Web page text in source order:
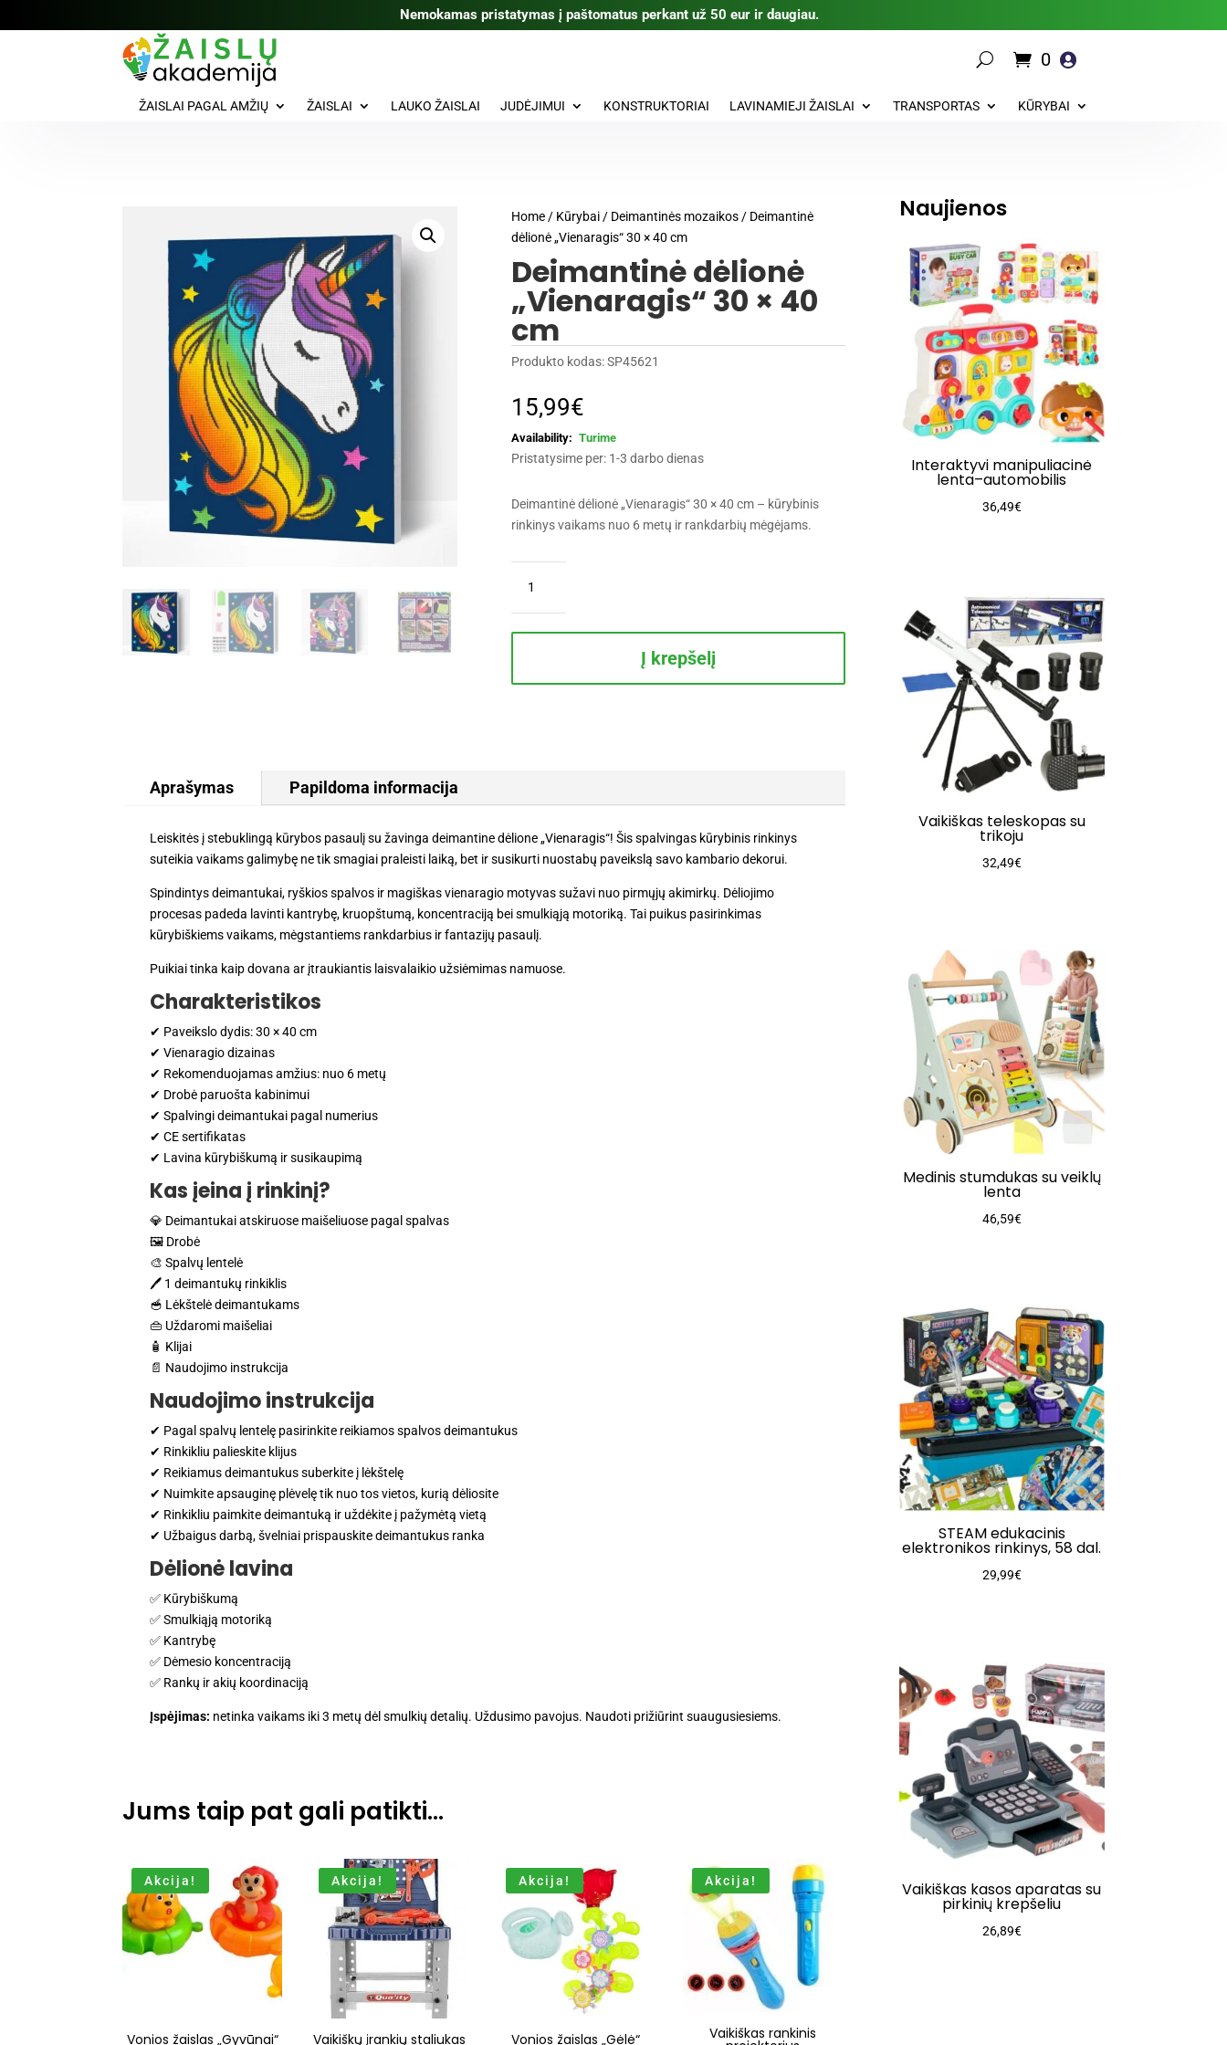
Nemokamas pristatymas į paštomatus perkant už 50 eur ir daugiau.
0 
ŽAISLAI PAGAL AMŽIŲ ŽAISLAI LAUKO ŽAISLAI JUDĖJIMUI KONSTRUKTORIAI LAVINAMIEJI ŽAISLAI TRANSPORTAS KŪRYBAI
Home/ Kūrybai/ Deimantinės mozaikos/ Deimantinė
dėlionė „Vienaragis“ 30 × 40 cm
Deimantinė dėlionė
„Vienaragis“ 30 × 40
cm
Produkto kodas:SP45621
15,99€
Turime
Pristatysime per: 1-3 darbo dienas
Deimantinė dėlionė „Vienaragis“ 30 × 40 cm – kūrybinis
rinkinys vaikams nuo 6 metų ir rankdarbių mėgėjams.
kiekis:
Deimantinė
dėlionė
Į krepšelį
Aprašymas Papildoma informacija
Leiskitės į stebuklingą kūrybos pasaulį su žavinga deimantine dėlione „Vienaragis“! Šis spalvingas kūrybinis rinkinys
suteikia vaikams galimybę ne tik smagiai praleisti laiką, bet ir susikurti nuostabų paveikslą savo kambario dekorui.
Spindintys deimantukai, ryškios spalvos ir magiškas vienaragio motyvas sužavi nuo pirmųjų akimirkų. Dėliojimo
procesas padeda lavinti kantrybę, kruopštumą, koncentraciją bei smulkiąją motoriką. Tai puikus pasirinkimas
kūrybiškiems vaikams, mėgstantiems rankdarbius ir fantazijų pasaulį.
Puikiai tinka kaip dovana ar įtraukiantis laisvalaikio užsiėmimas namuose.
Charakteristikos
✔ Paveikslo dydis: 30 × 40 cm
✔ Vienaragio dizainas
✔ Rekomenduojamas amžius: nuo 6 metų
✔ Drobė paruošta kabinimui
✔ Spalvingi deimantukai pagal numerius
✔ CE sertifikatas
✔ Lavina kūrybiškumą ir susikaupimą
Kas įeina į rinkinį?
💎 Deimantukai atskiruose maišeliuose pagal spalvas
🖼 Drobė
🎨 Spalvų lentelė
🖊 1 deimantukų rinkiklis
🥣 Lėkštelė deimantukams
👜 Uždaromi maišeliai
🧴 Klijai
📄 Naudojimo instrukcija
Naudojimo instrukcija
✔ Pagal spalvų lentelę pasirinkite reikiamos spalvos deimantukus
✔ Rinkikliu palieskite klijus
✔ Reikiamus deimantukus suberkite į lėkštelę
✔ Nuimkite apsauginę plėvelę tik nuo tos vietos, kurią dėliosite
✔ Rinkikliu paimkite deimantuką ir uždėkite į pažymėtą vietą
✔ Užbaigus darbą, švelniai prispauskite deimantukus ranka
Dėlionė lavina
✅ Kūrybiškumą
✅ Smulkiąją motoriką
✅ Kantrybę
✅ Dėmesio koncentraciją
✅ Rankų ir akių koordinaciją
Įspėjimas: netinka vaikams iki 3 metų dėl smulkių detalių. Uždusimo pavojus. Naudoti prižiūrint suaugusiesiems.
Jums taip pat gali patikti…
Akcija!
Vonios žaislas „Gyvūnai“
Akcija!
Vaikiškų įrankių staliukas
Akcija!
Vonios žaislas „Gėlė“
Akcija!
Vaikiškas rankinis
Naujienos
Interaktyvi manipuliacinė
lenta–automobilis
36,49€
Vaikiškas teleskopas su
trikoju
32,49€
Medinis stumdukas su veiklų
lenta
46,59€
STEAM edukacinis
elektronikos rinkinys, 58 dal.
29,99€
Vaikiškas kasos aparatas su
pirkinių krepšeliu
26,89€